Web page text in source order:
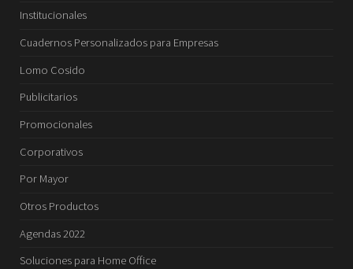
Institucionales
Cuadernos Personalizados para Empresas
Lomo Cosido
Publicitarios
Promocionales
Corporativos
Por Mayor
Otros Productos
Agendas 2022
Soluciones para Home Office